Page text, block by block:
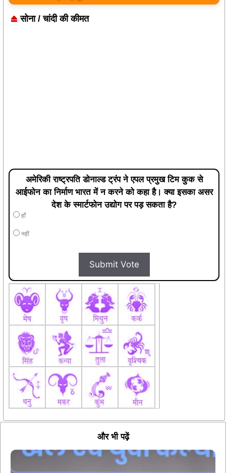
सोना / चांदी की कीमत
अमेरिकी राष्ट्रपति डोनाल्ड ट्रंप ने एपल प्रमुख टिम कुक से
आईफोन का निर्माण भारत में न करने को कहा है। क्या इसका असर
देश के स्मार्टफोन उद्योग पर पड़ सकता है?
हाँ
नहीं
Submit Vote
और भी पढ़ें